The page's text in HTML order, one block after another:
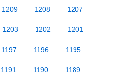
1209 1208 1207
1203 1202 1201
1197 1196 1195
1191 1190 1189